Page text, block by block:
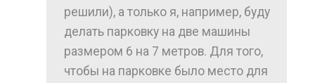
решили), а только я, например, буду
делать парковку на две машины
размером 6 на 7 метров. Для того,
чтобы на парковке было место для